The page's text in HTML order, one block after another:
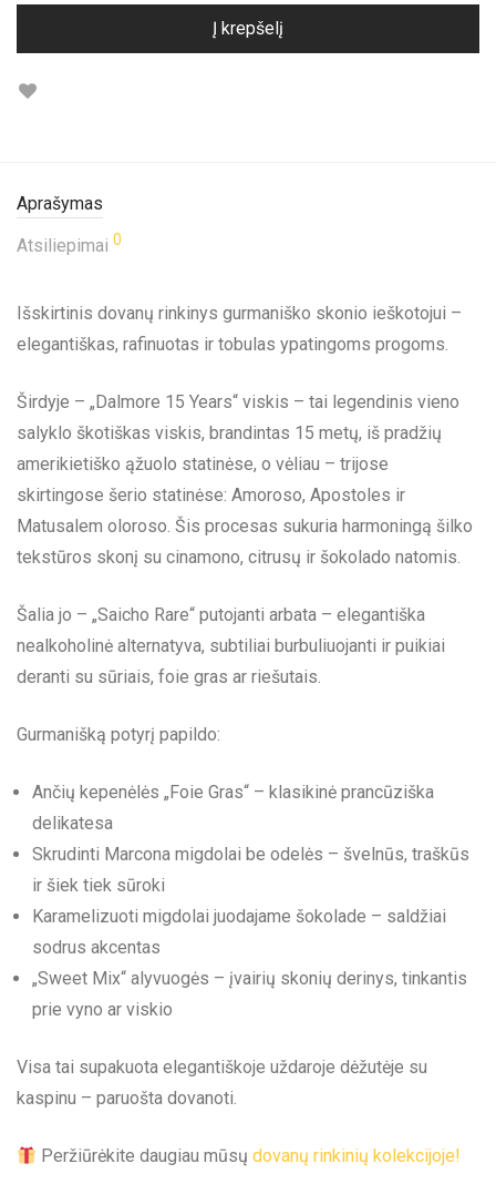
Į krepšelį
Aprašymas
Atsiliepimai 0
Išskirtinis dovanų rinkinys gurmaniško skonio ieškotojui –
elegantiškas, rafinuotas ir tobulas ypatingoms progoms.
Širdyje – „Dalmore 15 Years“ viskis – tai legendinis vieno
salyklo škotiškas viskis, brandintas 15 metų, iš pradžių
amerikietiško ąžuolo statinėse, o vėliau – trijose
skirtingose šerio statinėse: Amoroso, Apostoles ir
Matusalem oloroso. Šis procesas sukuria harmoningą šilko
tekstūros skonį su cinamono, citrusų ir šokolado natomis.
Šalia jo – „Saicho Rare“ putojanti arbata – elegantiška
nealkoholinė alternatyva, subtiliai burbuliuojanti ir puikiai
deranti su sūriais, foie gras ar riešutais.
Gurmanišką potyrį papildo:
Ančių kepenėlės „Foie Gras“ – klasikinė prancūziška
delikatesa
Skrudinti Marcona migdolai be odelės – švelnūs, traškūs
ir šiek tiek sūroki
Karamelizuoti migdolai juodajame šokolade – saldžiai
sodrus akcentas
„Sweet Mix“ alyvuogės – įvairių skonių derinys, tinkantis
prie vyno ar viskio
Visa tai supakuota elegantiškoje uždaroje dėžutėje su
kaspinu – paruošta dovanoti.
Peržiūrėkite daugiau mūsųdovanų rinkinių kolekcijoje!